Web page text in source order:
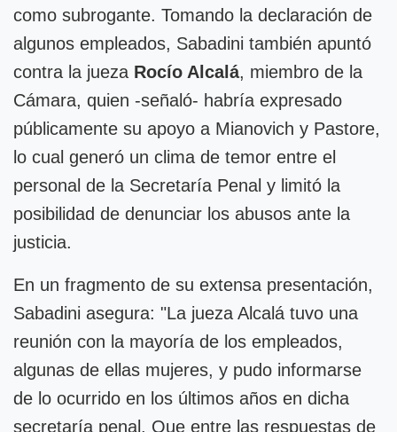
como subrogante. Tomando la declaración de
algunos empleados, Sabadini también apuntó
contra la jueza Rocío Alcalá, miembro de la
Cámara, quien -señaló- habría expresado
públicamente su apoyo a Mianovich y Pastore,
lo cual generó un clima de temor entre el
personal de la Secretaría Penal y limitó la
posibilidad de denunciar los abusos ante la
justicia.
En un fragmento de su extensa presentación,
Sabadini asegura: "La jueza Alcalá tuvo una
reunión con la mayoría de los empleados,
algunas de ellas mujeres, y pudo informarse
de lo ocurrido en los últimos años en dicha
secretaría penal. Que entre las respuestas de